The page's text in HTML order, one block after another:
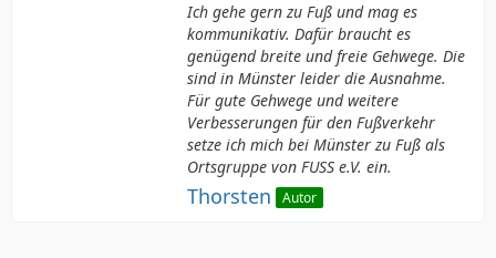
Ich gehe gern zu Fuß und mag es
kommunikativ. Dafür braucht es
genügend breite und freie Gehwege. Die
sind in Münster leider die Ausnahme.
Für gute Gehwege und weitere
Verbesserungen für den Fußverkehr
setze ich mich bei Münster zu Fuß als
Ortsgruppe von FUSS e.V. ein.
Thorsten Autor